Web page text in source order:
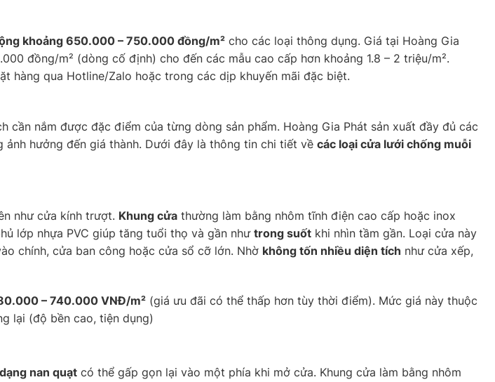
khoảng 650.000 – 750.000 đồng/m² cho các loại thông dụng. Giá tại Hoàng Gia
đồng/m² (dòng cố định) cho đến các mẫu cao cấp hơn khoảng 1.8 – 2 triệu/m².
hàng qua Hotline/Zalo hoặc trong các dịp khuyến mãi đặc biệt.
cần nắm được đặc điểm của từng dòng sản phẩm. Hoàng Gia Phát sản xuất đầy đủ các
hưởng đến giá thành. Dưới đây là thông tin chi tiết về các loại cửa lưới chống muỗi
như cửa kính trượt. Khung cửa thường làm bằng nhôm tĩnh điện cao cấp hoặc inox
lớp nhựa PVC giúp tăng tuổi thọ và gần như trong suốt khi nhìn tầm gần. Loại cửa này
chính, cửa ban công hoặc cửa sổ cỡ lớn. Nhờ không tốn nhiều diện tích như cửa xếp,
– 740.000 VNĐ/m² (giá ưu đãi có thể thấp hơn tùy thời điểm). Mức giá này thuộc
lại (độ bền cao, tiện dụng)
nan quạt có thể gấp gọn lại vào một phía khi mở cửa. Khung cửa làm bằng nhôm